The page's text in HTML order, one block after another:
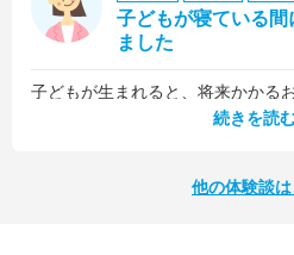
子どもが寝ている
ました
何より、とても親身になって対応してくださって大満足。うちと同じように子
続きを読
他の体験談